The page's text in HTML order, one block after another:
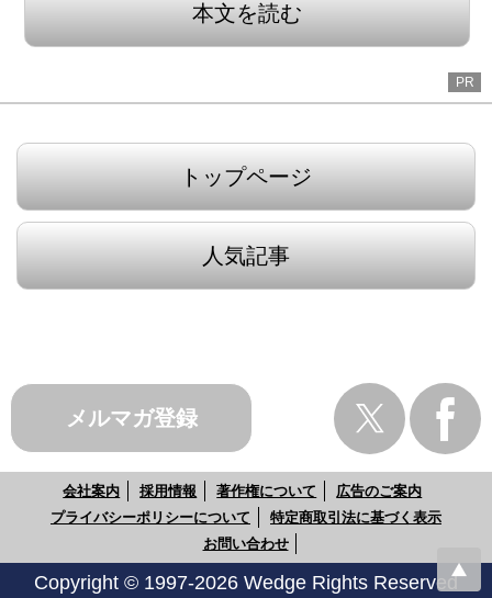
本文を読む
PR
トップページ
人気記事
メルマガ登録
会社案内 採用情報 著作権について
広告のご案内
プライバシーポリシーについて
特定商取引法に基づく表示
お問い合わせ
Copyright © 1997-2026 Wedge Rights Reserved